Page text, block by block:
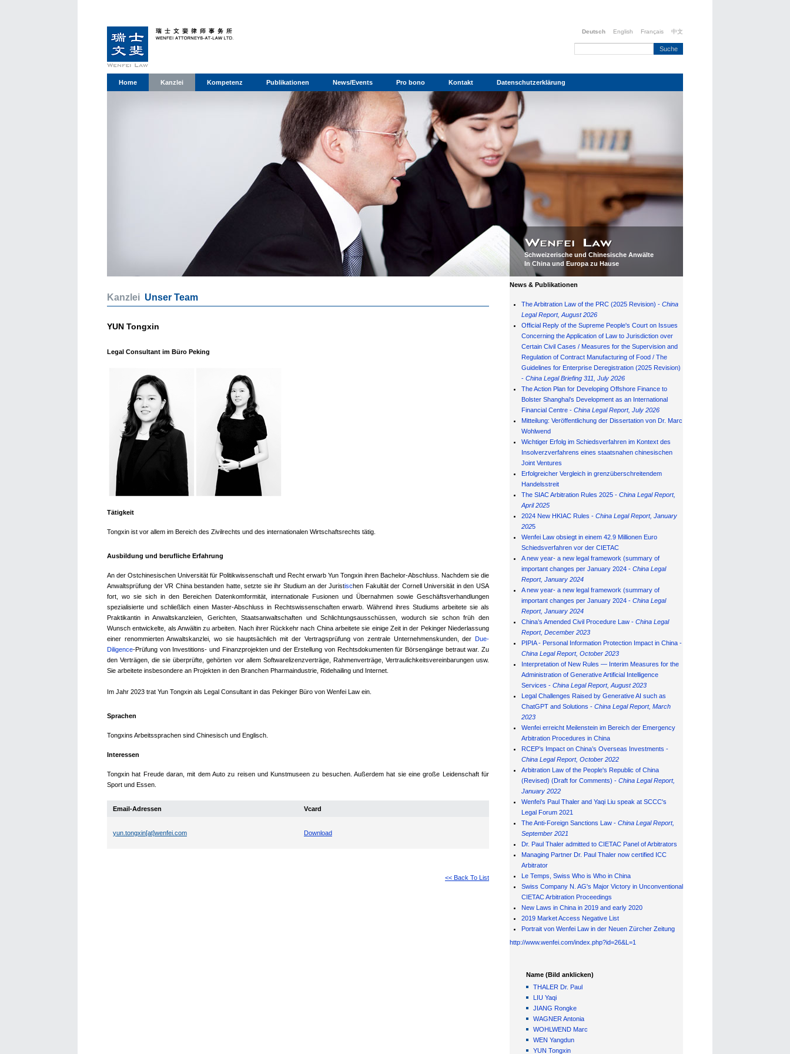
Deutsch English Français 中文
Home Kanzlei Kompetenz Publikationen News/Events Pro bono Kontakt Datenschutzerklärung
Schweizerische und Chinesische Anwälte
In China und Europa zu Hause
Kanzlei Unser Team
YUN Tongxin
Legal Consultant im Büro Peking
Tätigkeit
Tongxin ist vor allem im Bereich des Zivilrechts und des internationalen Wirtschaftsrechts tätig.
Ausbildung und berufliche Erfahrung
An der Ostchinesischen Universität für Politikwissenschaft und Recht erwarb Yun Tongxin ihren Bachelor-Abschluss. Nachdem sie die
Anwaltsprüfung der VR China bestanden hatte, setzte sie ihr Studium an der Juristischen Fakultät der Cornell Universität in den USA
fort, wo sie sich in den Bereichen Datenkomformität, internationale Fusionen und Übernahmen sowie Geschäftsverhandlungen
spezialisierte und schließlich einen Master-Abschluss in Rechtswissenschaften erwarb. Während ihres Studiums arbeitete sie als
Praktikantin in Anwaltskanzleien, Gerichten, Staatsanwaltschaften und Schlichtungsausschüssen, wodurch sie schon früh den
Wunsch entwickelte, als Anwältin zu arbeiten. Nach ihrer Rückkehr nach China arbeitete sie einige Zeit in der Pekinger Niederlassung
einer renommierten Anwaltskanzlei, wo sie hauptsächlich mit der Vertragsprüfung von zentrale Unternehmenskunden, der Due-
Diligence-Prüfung von Investitions- und Finanzprojekten und der Erstellung von Rechtsdokumenten für Börsengänge betraut war. Zu
den Verträgen, die sie überprüfte, gehörten vor allem Softwarelizenzverträge, Rahmenverträge, Vertraulichkeitsvereinbarungen usw.
Sie arbeitete insbesondere an Projekten in den Branchen Pharmaindustrie, Ridehailing und Internet.
Im Jahr 2023 trat Yun Tongxin als Legal Consultant in das Pekinger Büro von Wenfei Law ein.
Sprachen
Tongxins Arbeitssprachen sind Chinesisch und Englisch.
Interessen
Tongxin hat Freude daran, mit dem Auto zu reisen und Kunstmuseen zu besuchen. Außerdem hat sie eine große Leidenschaft für
Sport und Essen.
Email-Adressen Vcard
yun.tongxin[at]wenfei.com Download
<< Back To List
News & Publikationen
The Arbitration Law of the PRC (2025 Revision) - China
Legal Report, August 2026
Official Reply of the Supreme People's Court on Issues
Concerning the Application of Law to Jurisdiction over
Certain Civil Cases / Measures for the Supervision and
Regulation of Contract Manufacturing of Food / The
Guidelines for Enterprise Deregistration (2025 Revision)
- China Legal Briefing 311, July 2026
The Action Plan for Developing Offshore Finance to
Bolster Shanghai's Development as an International
Financial Centre - China Legal Report, July 2026
Mitteilung: Veröffentlichung der Dissertation von Dr. Marc
Wohlwend
Wichtiger Erfolg im Schiedsverfahren im Kontext des
Insolverzverfahrens eines staatsnahen chinesischen
Joint Ventures
Erfolgreicher Vergleich in grenzüberschreitendem
Handelsstreit
The SIAC Arbitration Rules 2025 - China Legal Report,
April 2025
2024 New HKIAC Rules - China Legal Report, January
2025
Wenfei Law obsiegt in einem 42.9 Millionen Euro
Schiedsverfahren vor der CIETAC
A new year- a new legal framework (summary of
important changes per January 2024 - China Legal
Report, January 2024
A new year- a new legal framework (summary of
important changes per January 2024 - China Legal
Report, January 2024
China’s Amended Civil Procedure Law - China Legal
Report, December 2023
PIPIA - Personal Information Protection Impact in China -
China Legal Report, October 2023
Interpretation of New Rules — Interim Measures for the
Administration of Generative Artificial Intelligence
Services - China Legal Report, August 2023
Legal Challenges Raised by Generative AI such as
ChatGPT and Solutions - China Legal Report, March
2023
Wenfei erreicht Meilenstein im Bereich der Emergency
Arbitration Procedures in China
RCEP’s Impact on China’s Overseas Investments -
China Legal Report, October 2022
Arbitration Law of the People's Republic of China
(Revised) (Draft for Comments) - China Legal Report,
January 2022
Wenfei's Paul Thaler and Yaqi Liu speak at SCCC's
Legal Forum 2021
The Anti-Foreign Sanctions Law - China Legal Report,
September 2021
Dr. Paul Thaler admitted to CIETAC Panel of Arbitrators
Managing Partner Dr. Paul Thaler now certified ICC
Arbitrator
Le Temps, Swiss Who is Who in China
Swiss Company N. AG's Major Victory in Unconventional
CIETAC Arbitration Proceedings
New Laws in China in 2019 and early 2020
2019 Market Access Negative List
Portrait von Wenfei Law in der Neuen Zürcher Zeitung
http://www.wenfei.com/index.php?id=26&L=1
Name (Bild anklicken)
THALER Dr. Paul
LIU Yaqi
JIANG Rongke
WAGNER Antonia
WOHLWEND Marc
WEN Yangdun
YUN Tongxin